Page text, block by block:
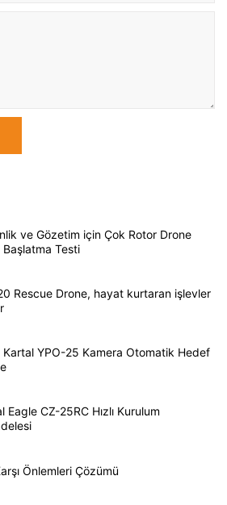
ve Gözetim için Çok Rotor Drone
Başlatma Testi
Rescue Drone, hayat kurtaran işlevler
Kartal YPO-25 Kamera Otomatik Hedef
Eagle CZ-25RC Hızlı Kurulum
Önlemleri Çözümü